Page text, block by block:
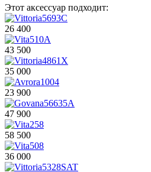
Этот аксессуар подходит:
26 400
43 500
35 000
23 900
47 900
58 500
36 000